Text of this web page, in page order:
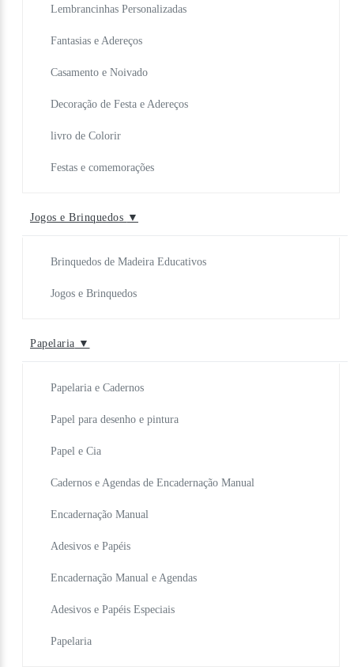
Lembrancinhas Personalizadas
Fantasias e Adereços
Casamento e Noivado
Decoração de Festa e Adereços
livro de Colorir
Festas e comemorações
Jogos e Brinquedos ▼
Brinquedos de Madeira Educativos
Jogos e Brinquedos
Papelaria ▼
Papelaria e Cadernos
Papel para desenho e pintura
Papel e Cia
Cadernos e Agendas de Encadernação Manual
Encadernação Manual
Adesivos e Papéis
Encadernação Manual e Agendas
Adesivos e Papéis Especiais
Papelaria